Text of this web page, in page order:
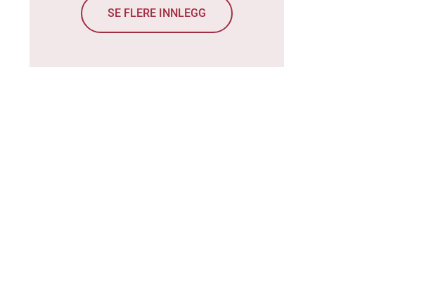
SE FLERE INNLEGG